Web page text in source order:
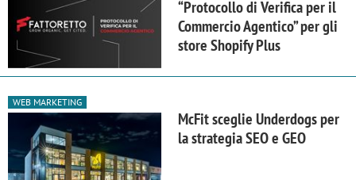
“Protocollo di Verifica per il
Commercio Agentico” per gli
store Shopify Plus
WEB MARKETING
McFit sceglie Underdogs per
la strategia SEO e GEO